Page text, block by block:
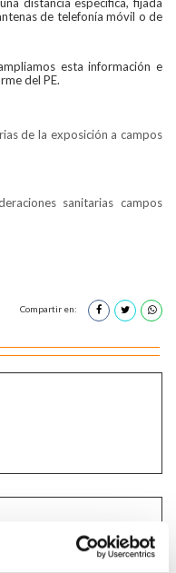
distancia específica, fijada
de telefonía móvil o de
esta información e
del PE.
de la exposición a campos
sanitarias campos
Compartir en: